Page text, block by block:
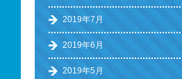
2019年7月
2019年6月
2019年5月